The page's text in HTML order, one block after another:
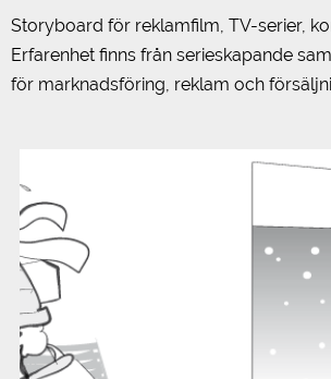
Storyboard för reklamfilm, TV-serier,
Erfarenhet finns från serieskapande
för marknadsföring, reklam och